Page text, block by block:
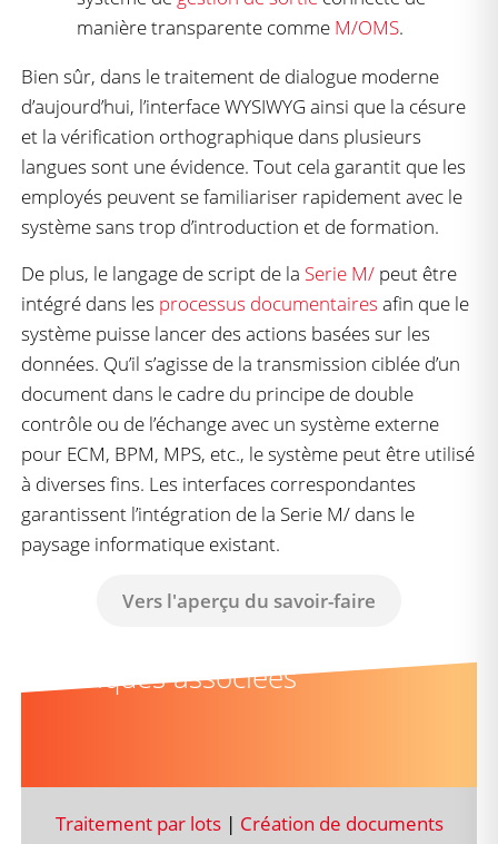
manière transparente comme M/OMS.
Bien sûr, dans le traitement de dialogue moderne
d’aujourd’hui, l’interface WYSIWYG ainsi que la césure
et la vérification orthographique dans plusieurs
langues sont une évidence. Tout cela garantit que les
employés peuvent se familiariser rapidement avec le
système sans trop d’introduction et de formation.
De plus, le langage de script de la Serie M/ peut être
intégré dans les processus documentaires afin que le
système puisse lancer des actions basées sur les
données. Qu’il s’agisse de la transmission ciblée d’un
document dans le cadre du principe de double
contrôle ou de l’échange avec un système externe
pour ECM, BPM, MPS, etc., le système peut être utilisé
à diverses fins. Les interfaces correspondantes
garantissent l’intégration de la Serie M/ dans le
paysage informatique existant.
Vers l'aperçu du savoir-faire
Rubriques associées
Traitement par lots| Création de documents